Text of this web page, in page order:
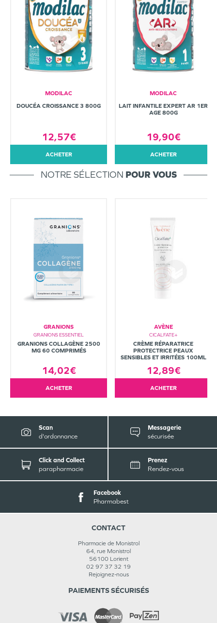
MODILAC
DOUCÉA CROISSANCE 3 800G
12,57€
ACHETER
MODILAC
LAIT INFANTILE EXPERT AR 1ER
AGE 800G
19,90€
ACHETER
NOTRE SÉLECTION POUR VOUS
GRANIONS
GRANIONS ESSENTIEL
GRANIONS COLLAGÈNE 2500
MG 60 COMPRIMÉS
14,02€
ACHETER
AVÈNE
CICALFATE+
CRÈME RÉPARATRICE
PROTECTRICE PEAUX
SENSIBLES ET IRRITÉES 100ML
12,89€
ACHETER
Scan
d'ordonnance
Messagerie
sécurisée
Click and Collect
parapharmacie
Prenez
Rendez-vous
Facebook
Pharmabest
CONTACT
Pharmacie de Monistrol
64, rue Monistrol
56100 Lorient
02 97 37 32 19
Rejoignez-nous
PAIEMENTS SÉCURISÉS